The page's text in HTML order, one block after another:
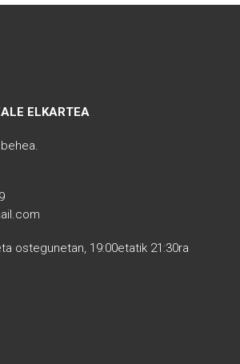
ELKARTEA
ostegunetan, 19:00etatik 21:30ra